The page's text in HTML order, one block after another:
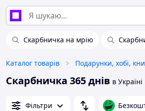
Скарбничка на мрію
Каталог товарів Подарунки, хобі,
Скарбничка 365 днів в Україні
Фільтри